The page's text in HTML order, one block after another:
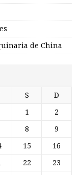
de China
S D
1 2
8 9
15 16
22 23